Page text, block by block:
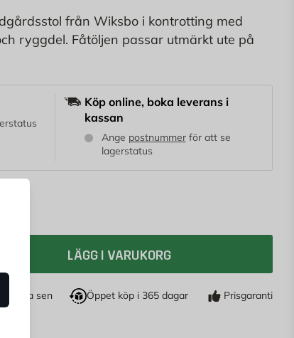
från Wiksbo i kontrotting med
ryggdel. Fåtöljen passar utmärkt ute på
eller i trädgården.
Köp online, boka leverans i
kassan
Ange postnummerför att se
lagerstatus
LÄGG I VARUKORG
betala sen Öppet köp i 365 dagar Prisgaranti